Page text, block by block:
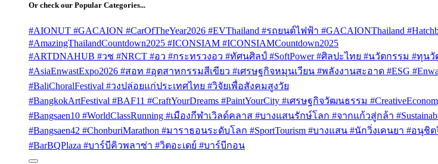
Or check our Popular Categories...
#AIONUT #GACAION #CarOfTheYear2026 #EVThailand #รถยนต์ไฟฟ้า #GACAIONThailand
#AmazingThailandCountdown2025 #ICONSIAM #ICONSIAMCountdown2025
#ARTDNAHUB #วช #NRCT #อว #กระทรวงอว #ทัศนศิลป์ #SoftPower #ศิลปะไทย #นวัตกรรม #ทุน
#AsiaEnwastExpo2026 #สอท #อุตสาหกรรมสีเขียว #เศรษฐกิจหมุนเวียน #พลังงานสะอาด #ESG
#BaliChoralFestival #วงปล่อยแก่ประเทศไทย #วิจัยเพื่อสังคมสูงวัย
#BangkokArtFestival #BAF11 #CraftYourDreams #PaintYourCity #เศรษฐกิจวัฒนธรรม
#Bangsaen10 #WorldClassRunning #เมืองกีฬาเวิลด์คลาส #บางแสนรักษ์โลก #จากแก้วสู่กล้า
#Bangsaen42 #ChonburiMarathon #มาราธอนระดับโลก #SportTourism #บางแสน #นักวิ่งเคนยา #อ
#BarBQPlaza #บาร์บีคิวพลาซ่า #วิตอะเดย์ #บาร์บีกอน